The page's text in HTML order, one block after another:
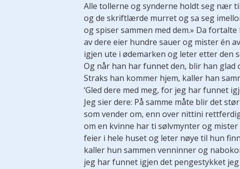
Alle tollerne og synderne holdt seg nær
og de skriftlærde murret og sa seg
og spiser sammen med dem.» Da
av dere eier hundre sauer og mister én
igjen ute i ødemarken og leter etter den
Og når han har funnet den, blir han glad
Straks han kommer hjem, kaller han
‘Gled dere med meg, for jeg har funnet
Jeg sier dere: På samme måte blir det
som vender om, enn over nittini
om en kvinne har ti sølvmynter og
feier i hele huset og leter nøye til hun
kaller hun sammen venninner og
jeg har funnet igjen det pengestykket jeg